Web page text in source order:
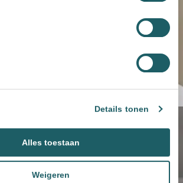
Details tonen
Alles toestaan
Weigeren